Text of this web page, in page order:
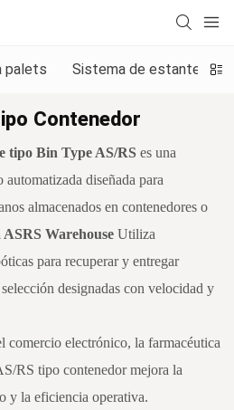
palets Sistema de estanterías
Contenedor
tipo Bin Type AS/RS es una
diseñada para
almacenados en contenedores o
ASRS Warehouse Utiliza
para recuperar y entregar
designadas con velocidad y
comercio electrónico, la farmacéutica
RS tipo contenedor mejora la
y la eficiencia operativa.